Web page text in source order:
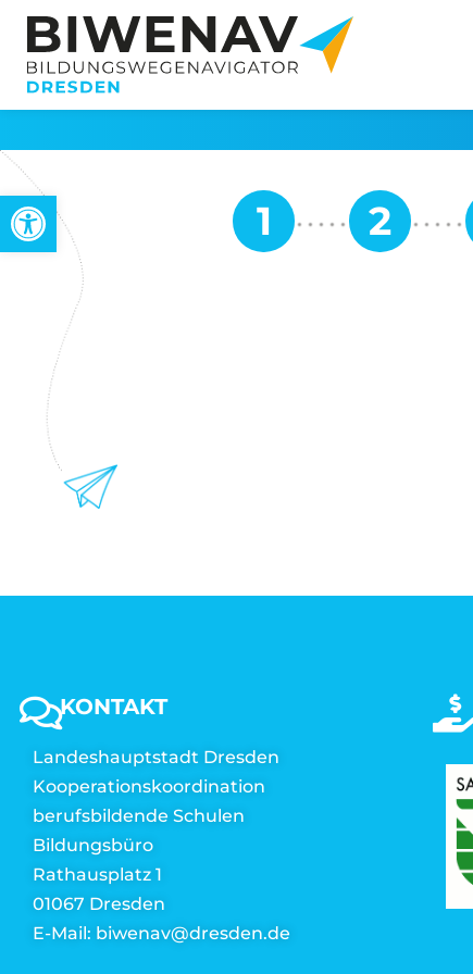
Werkzeugleiste öffnen
KONTAKT
Landeshauptstadt Dresden
Kooperationskoordination
berufsbildende Schulen
Bildungsbüro
Rathausplatz 1
01067 Dresden
E-Mail: biwenav@dresden.de